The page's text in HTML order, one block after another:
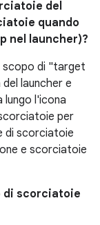
del
quando
nel launcher)?
scopo di "target
launcher e
lungo l'icona
per
di scorciatoie
e scorciatoie
di scorciatoie